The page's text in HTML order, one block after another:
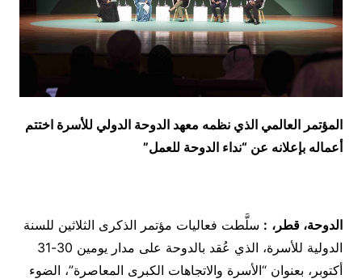
المؤتمر العالمي الذي نظمه معهد الدوحة الدولي للأسرة اختتم
أعماله بإعلانه عن “نداء الدوحة للعمل”
الدوحة، قطر، : سلَّطت فعاليات مؤتمر الذكرى الثلاثين للسنة
الدولية للأسرة، الذي عُقد بالدوحة على مدار يومين 30-31
أكتوبر، بعنوان “الأسرة والاتجاهات الكبرى المعاصرة”، الضوء